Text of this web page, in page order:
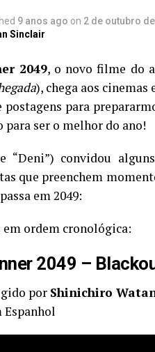
9 anos ago on 2 de outubro
Sinclair
2049, o novo filme do
), chega aos
postagens para
para ser o melhor do ano!
“Deni”) convidou
que preenchem
em 2049:
ordem cronológica:
2049 –
por Shinichiro
Espanhol